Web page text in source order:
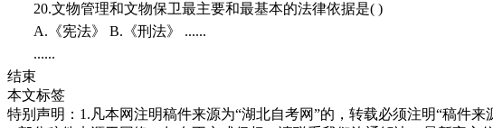
20.文物管理和文物保卫最主要和最基本的法律依据是( )
A.《宪法》 B.《刑法》
......
......
结束
本文标签
特别声明：1.凡本网注明稿件来源为“湖北自考网”的，转载必须注明“稿件来